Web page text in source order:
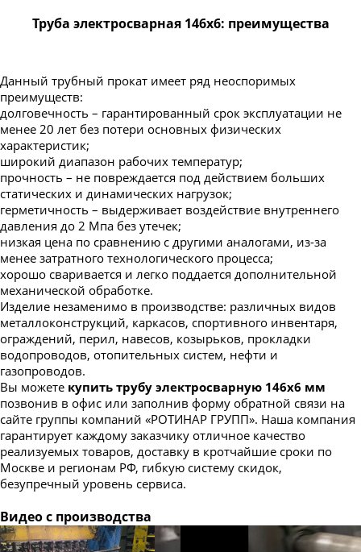
Труба электросварная 146х6: преимущества
Данный трубный прокат имеет ряд неоспоримых
преимуществ:
долговечность – гарантированный срок эксплуатации не
менее 20 лет без потери основных физических
характеристик;
широкий диапазон рабочих температур;
прочность – не повреждается под действием больших
статических и динамических нагрузок;
герметичность – выдерживает воздействие внутреннего
давления до 2 Мпа без утечек;
низкая цена по сравнению с другими аналогами, из-за
менее затратного технологического процесса;
хорошо сваривается и легко поддается дополнительной
механической обработке.
Изделие незаменимо в производстве: различных видов
металлоконструкций, каркасов, спортивного инвентаря,
ограждений, перил, навесов, козырьков, прокладки
водопроводов, отопительных систем, нефти и
газопроводов.
Вы можете купить трубу электросварную 146x6 мм
позвонив в офис или заполнив форму обратной связи на
сайте группы компаний «РОТИНАР ГРУПП». Наша компания
гарантирует каждому заказчику отличное качество
реализуемых товаров, доставку в кротчайшие сроки по
Москве и регионам РФ, гибкую систему скидок,
безупречный уровень сервиса.
Видео с производства